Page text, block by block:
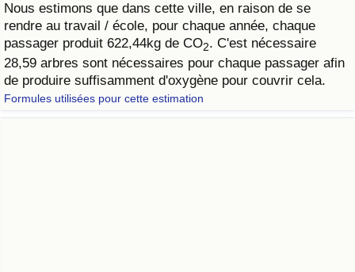
Nous estimons que dans cette ville, en raison de se
rendre au travail / école, pour chaque année, chaque
passager produit 622,44kg de CO2. C'est nécessaire
28,59 arbres sont nécessaires pour chaque passager afin
de produire suffisamment d'oxygène pour couvrir cela.
Formules utilisées pour cette estimation
à Akaba
Criminalité
Indice de Criminalité (Actuel)
Indice de Criminalité